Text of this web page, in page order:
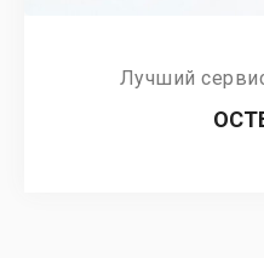
Лучший